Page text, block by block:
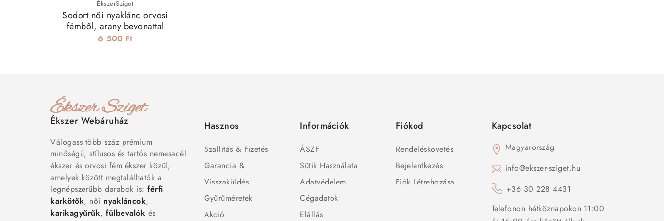
ÉkszerSziget
Sodort női nyaklánc orvosi
fémből, arany bevonattal
6 500 Ft
Ékszer Webáruház
Válogass több száz prémium
minőségű, stílusos és tartós nemesacél
ékszer és orvosi fém ékszer közül,
amelyek között megtalálhatók a
legnépszerűbb darabok is: férfi
karkötők, női nyakláncok,
karikagyűrűk, fülbevalók és
Hasznos
Szállítás & Fizetés
Garancia &
Visszaküldés
Gyűrűméretek
Akció
Információk
ÁSZF
Sütik Használata
Adatvédelem
Cégadatok
Elállás
Fiókod
Rendeléskövetés
Bejelentkezés
Fiók Létrehozása
Kapcsolat
Magyarország
info@ekszer-sziget.hu
+36 30 228 4431
Telefonon hétköznapokon 11:00